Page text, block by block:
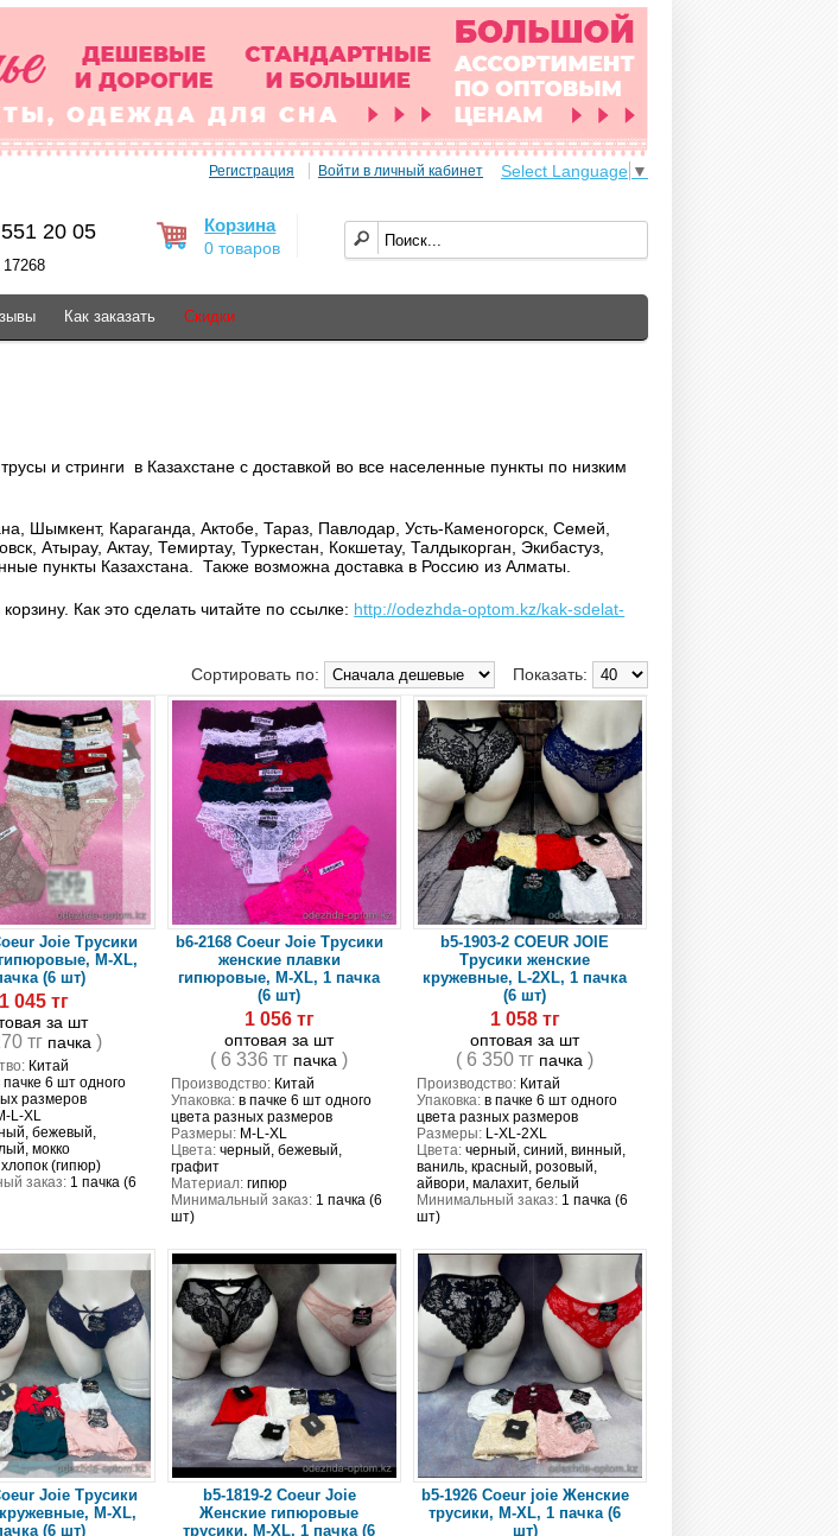
Регистрация Войти в личный кабинет Select Language ▼
20 05 Корзина
0 товаров
Как заказать Скидки
и стринги в Казахстане с доставкой во все населенные пункты по низким
Шымкент, Караганда, Актобе, Тараз, Павлодар, Усть-Каменогорск, Семей,
Атырау, Актау, Темиртау, Туркестан, Кокшетау, Талдыкорган, Экибастуз,
пункты Казахстана. Также возможна доставка в Россию из Алматы.
Как это сделать читайте по ссылке: http://odezhda-optom.kz/kak-sdelat-
Показать:
Сортировать по:
Joie Трусики
M-XL,
(6 шт)
1 045 тг
за шт
тг пачка )
Китай
6 шт одного
размеров
L-XL
бежевый,
мокко
(гипюр)
заказ:1 пачка (6
b6-2168 Coeur Joie Трусики
женские плавки
гипюровые, M-XL, 1 пачка
(6 шт)
1 056 тг
оптовая за шт
( 6 336 тг пачка )
Производство:Китай
Упаковка:в пачке 6 шт одного
цвета разных размеров
Размеры:M-L-XL
Цвета:черный, бежевый,
графит
Материал:гипюр
Минимальный заказ:1 пачка (6
шт)
b5-1903-2 COEUR JOIE
Трусики женские
кружевные, L-2ХL, 1 пачка
(6 шт)
1 058 тг
оптовая за шт
( 6 350 тг пачка )
Производство:Китай
Упаковка:в пачке 6 шт одного
цвета разных размеров
Размеры:L-XL-2XL
Цвета:черный, синий, винный,
ваниль, красный, розовый,
айвори, малахит, белый
Минимальный заказ:1 пачка (6
шт)
Joie Трусики
М-XL,
(6 шт)
b5-1819-2 Coeur Joie
Женские гипюровые
трусики, M-XL, 1 пачка (6
b5-1926 Coeur joie Женские
трусики, M-XL, 1 пачка (6
шт)